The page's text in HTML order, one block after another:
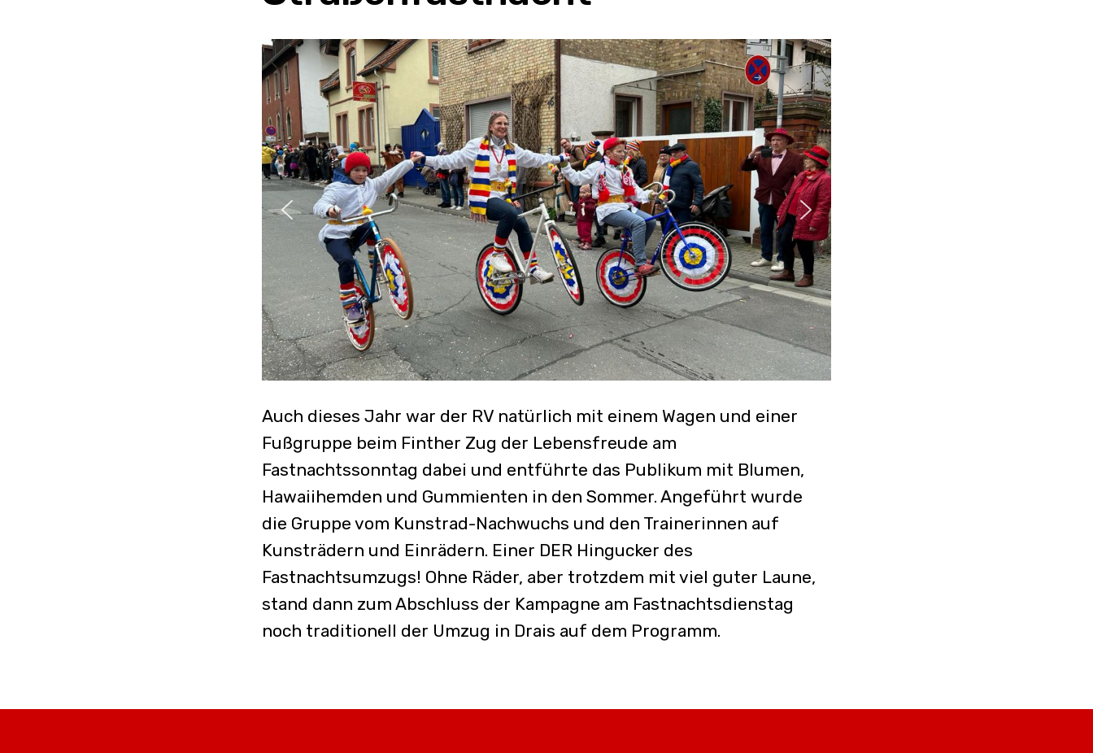
Auch dieses Jahr war der RV natürlich mit einem Wagen und einer
Fußgruppe beim Finther Zug der Lebensfreude am
Fastnachtssonntag dabei und entführte das Publikum mit Blumen,
Hawaiihemden und Gummienten in den Sommer. Angeführt wurde
die Gruppe vom Kunstrad-Nachwuchs und den Trainerinnen auf
Kunsträdern und Einrädern. Einer DER Hingucker des
Fastnachtsumzugs! Ohne Räder, aber trotzdem mit viel guter Laune,
stand dann zum Abschluss der Kampagne am Fastnachtsdienstag
noch traditionell der Umzug in Drais auf dem Programm.